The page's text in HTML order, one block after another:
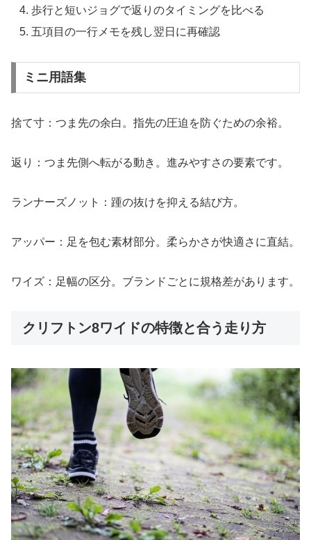
歩行と短いジョグで返りのタイミングを比べる
五項目の一行メモを残し翌日に再確認
ミニ用語集
捨て寸：つま先の余白。指先の圧迫を防ぐための余裕。
返り：つま先側へ転がる動き。進みやすさの要素です。
ランナーズノット：踵の抜けを抑える結び方。
アッパー：足を包む素材部分。柔らかさが快適さに直結。
ワイズ：足幅の区分。ブランドごとに規格差があります。
クリフトン8ワイドの特徴と合う走り方